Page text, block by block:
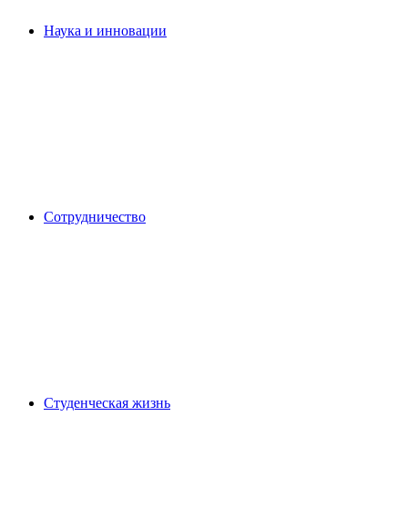
Наука и инновации
Сотрудничество
Студенческая жизнь